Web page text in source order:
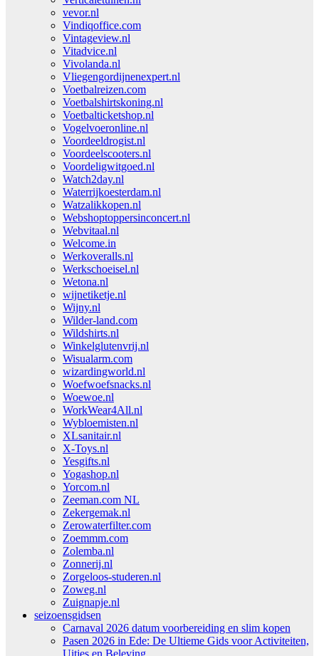
vevor.nl
Vindiqoffice.com
Vintageview.nl
Vitadvice.nl
Vivolanda.nl
Vliegengordijnenexpert.nl
Voetbalreizen.com
Voetbalshirtskoning.nl
Voetbalticketshop.nl
Vogelvoeronline.nl
Voordeeldrogist.nl
Voordeelscooters.nl
Voordeligwitgoed.nl
Watch2day.nl
Waterrijkoesterdam.nl
Watzalikkopen.nl
Webshoptoppersinconcert.nl
Webvitaal.nl
Welcome.in
Werkoveralls.nl
Werkschoeisel.nl
Wetona.nl
wijnetiketje.nl
Wijny.nl
Wilder-land.com
Wildshirts.nl
Winkelglutenvrij.nl
Wisualarm.com
wizardingworld.nl
Woefwoefsnacks.nl
Woewoe.nl
WorkWear4All.nl
Wybloemisten.nl
XLsanitair.nl
X-Toys.nl
Yesgifts.nl
Yogashop.nl
Yorcom.nl
Zeeman.com NL
Zekergemak.nl
Zerowaterfilter.com
Zoemmm.com
Zolemba.nl
Zonnerij.nl
Zorgeloos-studeren.nl
Zoweg.nl
Zuignapje.nl
seizoensgidsen
Carnaval 2026 datum voorbereiding en slim kopen
Pasen 2026 in Ede: De Ultieme Gids voor Activiteiten,
Uitjes en Beleving